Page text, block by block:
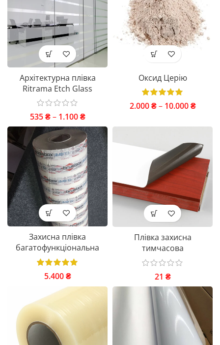
Архітектурна плівка
Ritrama Etch Glass
535₴ – 1.100₴
Оксид Церію
2.000₴ – 10.000₴
Захисна плівка
багатофункціональна
5.400₴
Плівка захисна
тимчасова
21 ₴